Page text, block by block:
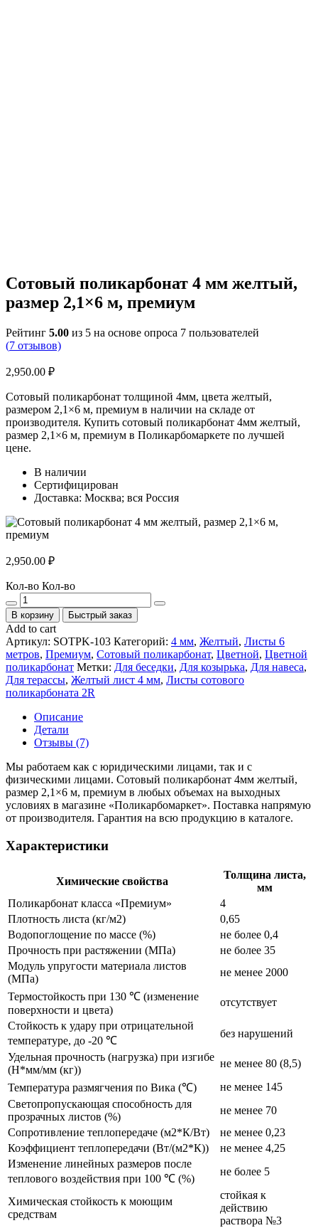
Сотовый поликарбонат 4 мм желтый,
размер 2,1×6 м, премиум
Рейтинг 5.00 из 5 на основе опроса 7 пользователей
(7 отзывов)
2,950.00 ₽
Сотовый поликарбонат толщиной 4мм, цвета желтый,
размером 2,1×6 м, премиум в наличии на складе от
производителя. Купить сотовый поликарбонат 4мм желтый,
размер 2,1×6 м, премиум в Поликарбомаркете по лучшей
цене.
В наличии
Сертифицирован
Доставка: Москва; вся Россия
2,950.00 ₽
Кол-во Кол-во
В корзину Быстрый заказ
Add to cart
Артикул: SOTPK-103 Категорий: 4 мм, Желтый, Листы 6
метров, Премиум, Сотовый поликарбонат, Цветной, Цветной
поликарбонат Метки: Для беседки, Для козырька, Для навеса,
Для терассы, Желтый лист 4 мм, Листы сотового
поликарбоната 2R
Описание
Детали
Отзывы (7)
Мы работаем как с юридическими лицами, так и с
физическими лицами. Сотовый поликарбонат 4мм желтый,
размер 2,1×6 м, премиум в любых объемах на выходных
условиях в магазине «Поликарбомаркет». Поставка напрямую
от производителя. Гарантия на всю продукцию в каталоге.
Характеристики
Химические свойства
Толщина листа,
мм
Поликарбонат класса «Премиум»
4
Плотность листа (кг/м2)
0,65
Водопоглощение по массе (%)
не более 0,4
Прочность при растяжении (МПа)
не более 35
Модуль упругости материала листов
(МПа)
не менее 2000
Термостойкость при 130 ℃ (изменение
поверхности и цвета)
отсутствует
Стойкость к удару при отрицательной
температуре, до -20 ℃
без нарушений
Удельная прочность (нагрузка) при изгибе
(Н*мм/мм (кг))
не менее 80 (8,5)
Температура размягчения по Вика (℃)
не менее 145
Светопропускающая способность для
прозрачных листов (%)
не менее 70
Сопротивление теплопередаче (м2*К/Вт)
не менее 0,23
Коэффициент теплопередачи (Вт/(м2*К))
не менее 4,25
Изменение линейных размеров после
теплового воздействия при 100 ℃ (%)
не более 5
Химическая стойкость к моющим
средствам
стойкая к
действию
раствора №3